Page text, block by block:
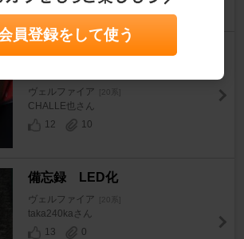
ヘッドライト点灯確認用LED取
ヴェルファイア
CHALLE也さん
12
10
備忘録 LED化
ヴェルファイア [20系]
taka240kaさん
13
0
員登録をして使う